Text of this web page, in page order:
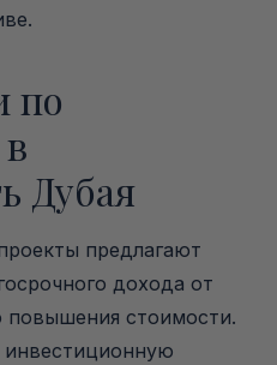
по
Дубая
предлагают
дохода от
повышения стоимости.